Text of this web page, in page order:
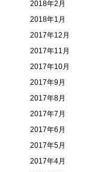
2018年2月
2018年1月
2017年12月
2017年11月
2017年10月
2017年9月
2017年8月
2017年7月
2017年6月
2017年5月
2017年4月